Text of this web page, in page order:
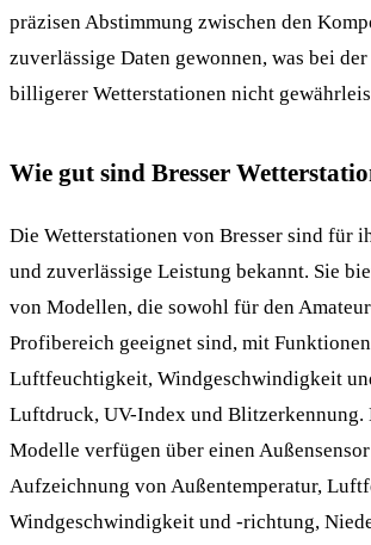
präzisen Abstimmung zwischen den
zuverlässige Daten gewonnen, was bei
billigerer Wetterstationen nicht
Wie gut sind Bresser
Die Wetterstationen von Bresser sind für
und zuverlässige Leistung bekannt. Sie
von Modellen, die sowohl für den
Profibereich geeignet sind, mit
Luftfeuchtigkeit, Windgeschwindigkeit
Luftdruck, UV-Index und Blitzerkennung.
Modelle verfügen über einen
Aufzeichnung von Außentemperatur,
Windgeschwindigkeit und -richtung,